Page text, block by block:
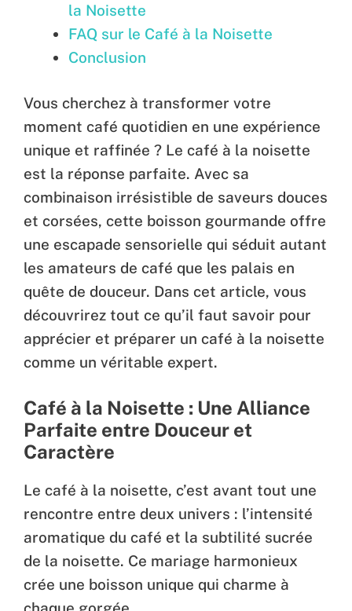
la Noisette
FAQ sur le Café à la Noisette
Conclusion
Vous cherchez à transformer votre
moment café quotidien en une expérience
unique et raffinée ? Le café à la noisette
est la réponse parfaite. Avec sa
combinaison irrésistible de saveurs douces
et corsées, cette boisson gourmande offre
une escapade sensorielle qui séduit autant
les amateurs de café que les palais en
quête de douceur. Dans cet article, vous
découvrirez tout ce qu’il faut savoir pour
apprécier et préparer un café à la noisette
comme un véritable expert.
Café à la Noisette : Une Alliance
Parfaite entre Douceur et
Caractère
Le café à la noisette, c’est avant tout une
rencontre entre deux univers : l’intensité
aromatique du café et la subtilité sucrée
de la noisette. Ce mariage harmonieux
crée une boisson unique qui charme à
chaque gorgée.